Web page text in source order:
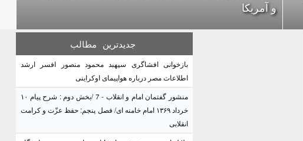
و آمریکا
جدیدترین مطالب
بازخوانی افشاگری سپهبد محمود منصور افسر ارشد
اطلاعات مصر درباره هواپیمای اوکراینی
منشور گفتمان امام و انقلاب - 7 /بخش دوم : شرح پیام ۱۰
خرداد ۱۳۶۹ امام خامنه ای/ فصل پنجم: حفظ عزّت و کرامت
انقلابی